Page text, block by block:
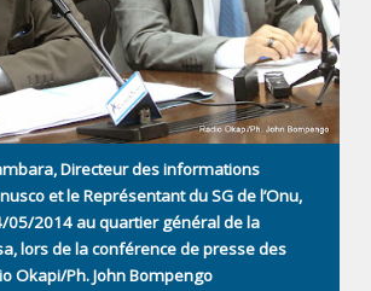
Directeur des informations
et le Représentant du SG de l’Onu,
05/2014 au quartier général de la
lors de la conférence de presse des
Okapi/Ph. John Bompengo